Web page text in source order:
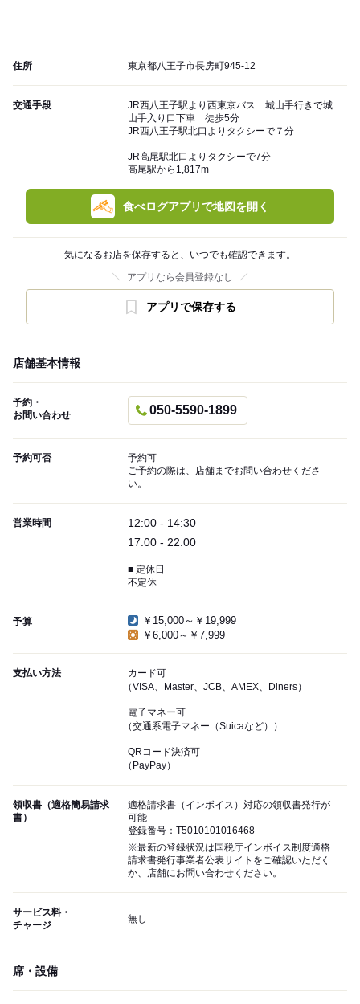
住所 東京都八王子市長房町945-12
交通手段
JR西八王子駅より西東京バス 城山手行きで城
山手入り口下車 徒歩5分
JR西八王子駅北口よりタクシーで７分
JR高尾駅北口よりタクシーで7分
高尾駅から1,817m
食べログアプリで地図を開く
気になるお店を保存すると、いつでも確認できます。
アプリなら会員登録なし
アプリで保存する
店舗基本情報
予約・
お問い合わせ
050-5590-1899
予約可否
予約可
ご予約の際は、店舗までお問い合わせくださ
い。
営業時間
12:00 - 14:30
17:00 - 22:00
■ 定休日
不定休
予算
￥15,000～￥19,999
￥6,000～￥7,999
支払い方法
カード可
（VISA、Master、JCB、AMEX、Diners）
電子マネー可
（交通系電子マネー（Suicaなど））
QRコード決済可
（PayPay）
領収書（適格簡易請求
書）
適格請求書（インボイス）対応の領収書発行が
可能
登録番号：T5010101016468
※最新の登録状況は国税庁インボイス制度適格
請求書発行事業者公表サイトをご確認いただく
か、店舗にお問い合わせください。
サービス料・
チャージ
無し
席・設備